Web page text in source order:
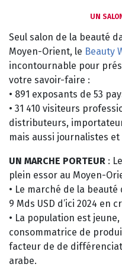
UN
Seul salon de la beauté
Moyen-Orient, le Beauty
incontournable pour
votre savoir-faire :
• 891 exposants de 53
• 31 410 visiteurs
distributeurs,
mais aussi journalistes et
UN MARCHE PORTEUR :
plein essor au Moyen-
• Le marché de la
9 Mds USD d’ici 2024 en
• La population est
consommatrice de
facteur de de
arabe.